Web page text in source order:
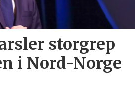
storgrep
i Nord-Norge